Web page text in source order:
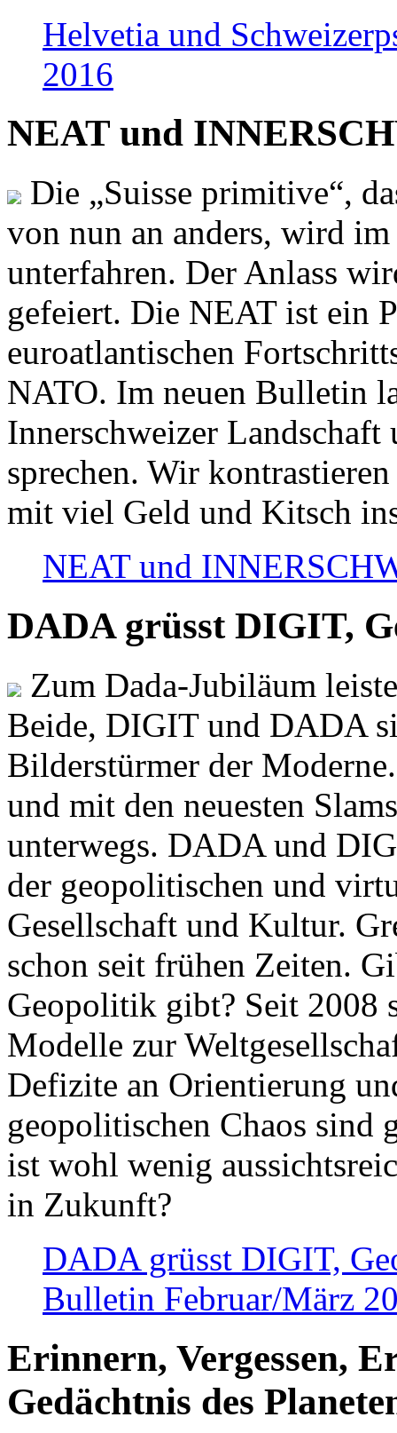
Helvetia und
2016
NEAT und
Die „Suisse primitive“,
von nun an anders, wird
unterfahren. Der Anlass
gefeiert. Die NEAT ist ein
euroatlantischen
NATO. Im neuen Bulletin
Innerschweizer
sprechen. Wir
mit viel Geld und Kitsch
NEAT und
DADA grüsst DIGIT,
Zum Dada-Jubiläum
Beide, DIGIT und DADA
Bilderstürmer der
und mit den neuesten
unterwegs. DADA und
der geopolitischen und
Gesellschaft und Kultur.
schon seit frühen Zeiten.
Geopolitik gibt? Seit 2008
Modelle zur
Defizite an Orientierung
geopolitischen Chaos sind
ist wohl wenig
in Zukunft?
DADA grüsst DIGIT,
Bulletin Februar/März
Erinnern, Vergessen,
Gedächtnis des